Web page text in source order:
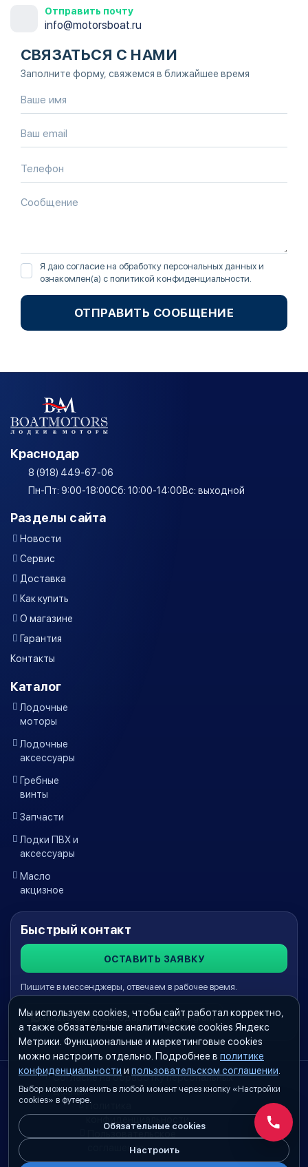
Отправить почту
info@motorsboat.ru
СВЯЗАТЬСЯ С НАМИ
Заполните форму, свяжемся в ближайшее время
Я даю согласие на обработку персональных данных и
ознакомлен(а) с политикой конфиденциальности.
ОТПРАВИТЬ СООБЩЕНИЕ
Краснодар
8 (918) 449-67-06
Пн-Пт: 9:00-18:00Сб: 10:00-14:00Вс: выходной
Разделы сайта
Новости
Сервис
Доставка
Как купить
О магазине
Гарантия
Контакты
Каталог
Лодочные
моторы
Лодочные
аксессуары
Гребные
винты
Запчасти
Лодки ПВХ и
аксессуары
Масло
акцизное
Быстрый контакт
ОСТАВИТЬ ЗАЯВКУ
Пишите в мессенджеры, отвечаем в рабочее время.
WhatsApp Краснодар Telegram
Согласие на обработку персональных
данных
Политика
соглашение
Мы используем cookies, чтобы сайт работал корректно,
а также обязательные аналитические cookies Яндекс
Метрики. Функциональные и маркетинговые cookies
можно настроить отдельно. Подробнее в политике
конфиденциальности и пользовательском соглашении
Выбор можно изменить в любой момент через кнопку «Настройки
cookies» в футере.
Обязательные cookies
Настроить